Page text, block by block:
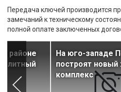
Передача ключей производится
замечаний к техническому
полной оплате заключенных
районе
элитный
На юго-западе
построят
комплекс